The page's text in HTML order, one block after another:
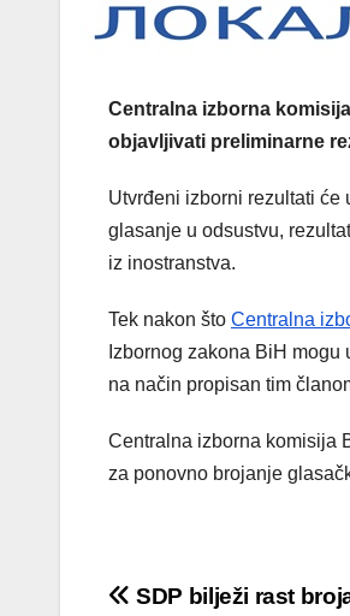
Centralna izborna
objavljivati preliminarne
Utvrđeni izborni rezultati će
glasanje u odsustvu,
iz inostranstva.
Tek nakon što Centralna
Izbornog zakona BiH
na način propisan tim
Centralna izborna komisija
za ponovno brojanje
Post
SDP bilježi rast